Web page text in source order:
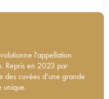
l'appellation
Repris en 2023 par
cuvées d’une grande
unique.